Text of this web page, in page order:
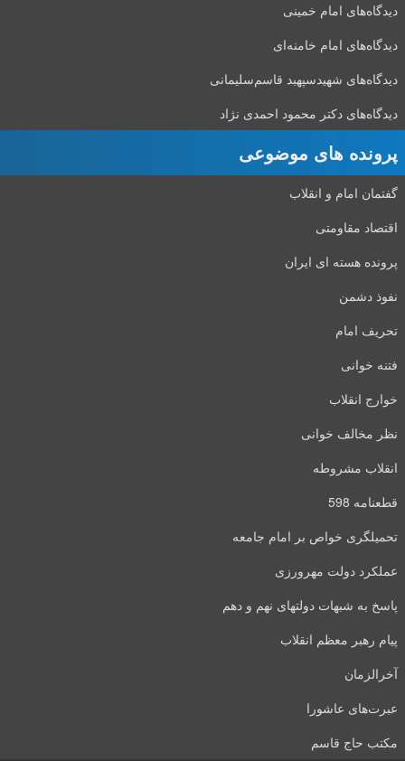
دیدگاه‌های امام خمینی
دیدگاه‌های امام خامنه‌ای
دیدگاه‌های شهید‌سپهبد قاسم‌سلیمانی
دیدگاه‌های دکتر محمود احمدی نژاد
پرونده های موضوعی
گفتمان امام و انقلاب
اقتصاد مقاومتی
پرونده هسته ای ایران
نفوذ دشمن
تحریف امام
فتنه خوانی
خوارج انقلاب
نظر مخالف خوانی
انقلاب مشروطه
قطعنامه 598
تحمیلگری خواص بر امام جامعه
عملکرد دولت مهرورزی
پاسخ به شبهات دولتهای نهم و دهم
پیام رهبر معظم انقلاب
آخرالزمان
عبرت‌های عاشورا
مکتب حاج قاسم